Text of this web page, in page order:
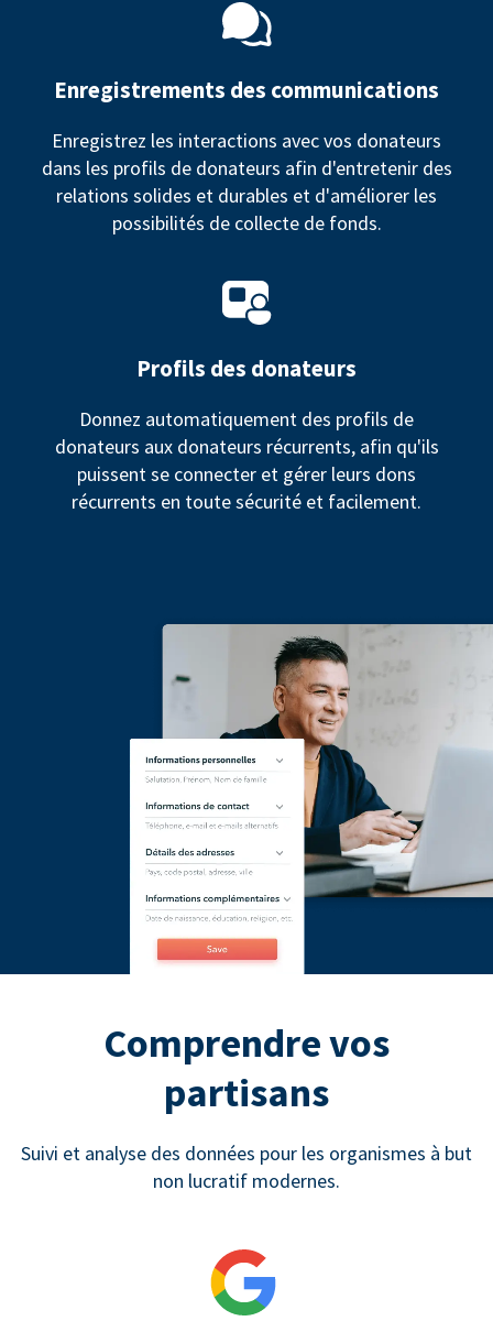
Enregistrements des communications
Enregistrez les interactions avec vos donateurs
dans les profils de donateurs afin d'entretenir des
relations solides et durables et d'améliorer les
possibilités de collecte de fonds.
Profils des donateurs
Donnez automatiquement des profils de
donateurs aux donateurs récurrents, afin qu'ils
puissent se connecter et gérer leurs dons
récurrents en toute sécurité et facilement.
Comprendre vos
partisans
Suivi et analyse des données pour les organismes à but
non lucratif modernes.